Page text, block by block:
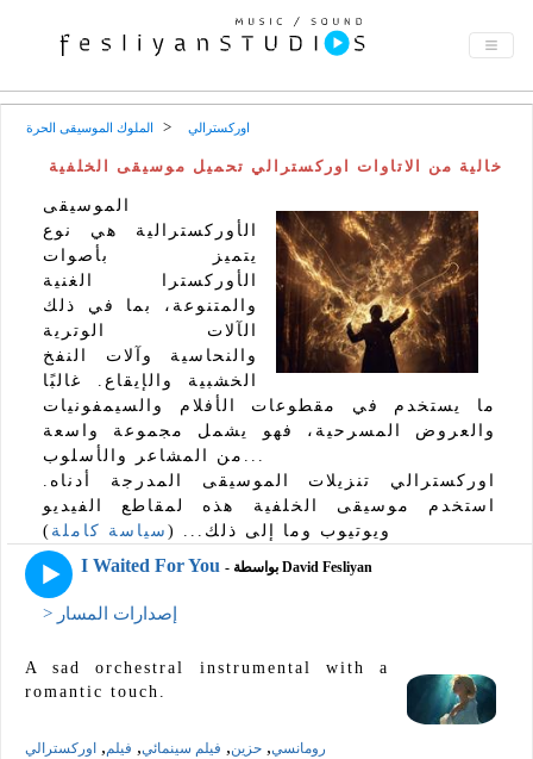
الملوك الموسيقى الحرة اوركسترالي
خالية من الاتاوات اوركسترالي تحميل موسيقى الخلفية
الموسيقى
الأوركسترالية هي نوع
يتميز بأصوات
الأوركسترا الغنية
والمتنوعة، بما في ذلك
الآلات الوترية
والنحاسية وآلات النفخ
الخشبية والإيقاع. غالبًا
ما يستخدم في مقطوعات الأفلام والسيمفونيات
والعروض المسرحية، فهو يشمل مجموعة واسعة
من المشاعر والأسلوب...
اوركسترالي تنزيلات الموسيقى المدرجة أدناه.
استخدم موسيقى الخلفية هذه لمقاطع الفيديو
ويوتيوب وما إلى ذلك... ( سياسة كاملة )
I Waited For You - بواسطة David Fesliyan
> إصدارات المسار
A sad orchestral instrumental with a
romantic touch.
رومانسي, حزين, فيلم سينمائي, فيلم,
اوركسترالي